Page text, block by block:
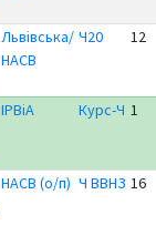
Львівська/
НАСВ
Ч20 12
ІРВіА Курс-Ч 1
НАСВ (о/п) Ч ВВНЗ 16